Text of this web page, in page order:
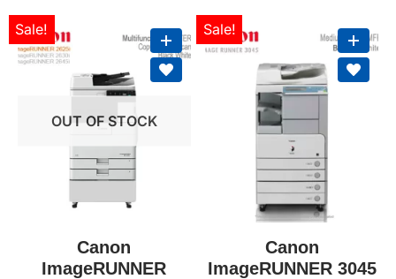
Sale!
OUT OF STOCK
Canon
ImageRUNNER
Sale!
Canon
ImageRUNNER 3045